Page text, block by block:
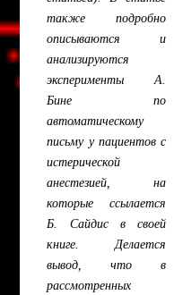
также подробно
описываются и
анализируются
эксперименты А.
Бине по
автоматическому
письму у пациентов с
истерической
анестезией, на
которые ссылается
Б. Сайдис в своей
книге. Делается
вывод, что в
рассмотренных